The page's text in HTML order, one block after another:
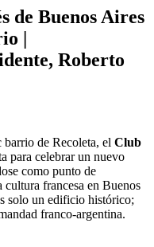
de Buenos Aires
|
Roberto
barrio de Recoleta, elClub
para celebrar un nuevo
como punto de
francesa en Buenos
solo un edificio histórico;
franco-argentina.